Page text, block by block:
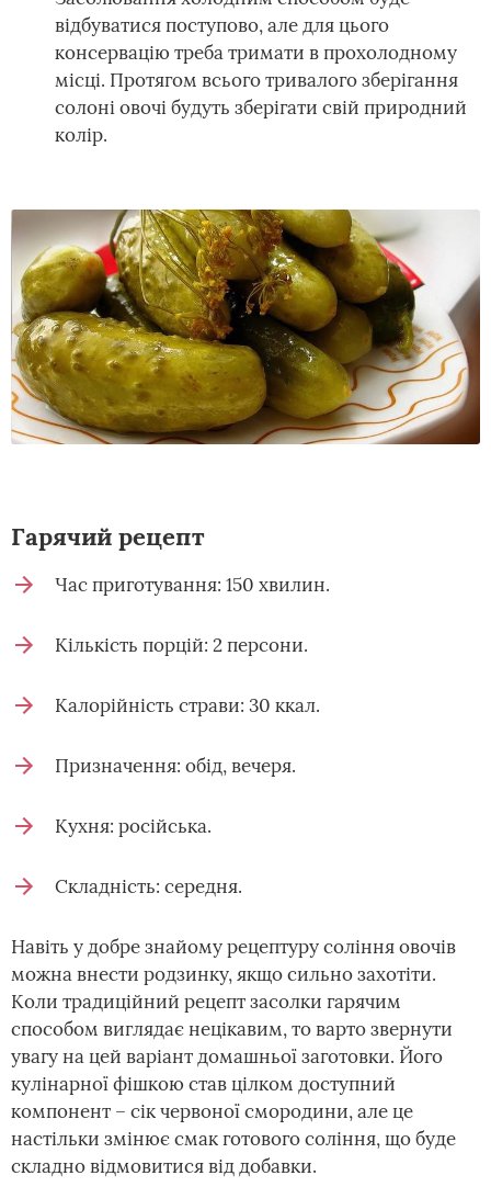
відбуватися поступово, але для цього
консервацію треба тримати в прохолодному
місці. Протягом всього тривалого зберігання
солоні овочі будуть зберігати свій природний
колір.
Гарячий рецепт
Час приготування: 150 хвилин.
Кількість порцій: 2 персони.
Калорійність страви: 30 ккал.
Призначення: обід, вечеря.
Кухня: російська.
Складність: середня.
Навіть у добре знайому рецептуру соління овочів
можна внести родзинку, якщо сильно захотіти.
Коли традиційний рецепт засолки гарячим
способом виглядає нецікавим, то варто звернути
увагу на цей варіант домашньої заготовки. Його
кулінарної фішкою став цілком доступний
компонент – сік червоної смородини, але це
настільки змінює смак готового соління, що буде
складно відмовитися від добавки.